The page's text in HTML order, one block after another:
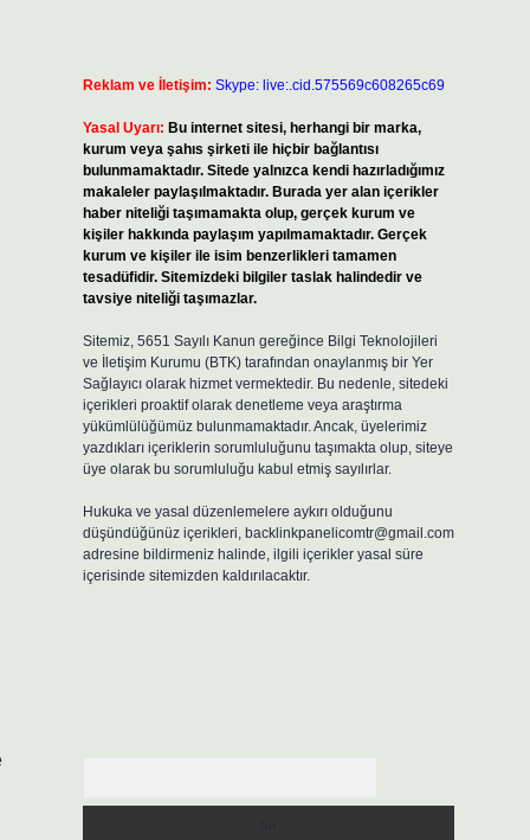
Reklam ve İletişim: Skype: live:.cid.575569c608265c69
Yasal Uyarı: Bu internet sitesi, herhangi bir marka,
kurum veya şahıs şirketi ile hiçbir bağlantısı
bulunmamaktadır. Sitede yalnızca kendi hazırladığımız
makaleler paylaşılmaktadır. Burada yer alan içerikler
haber niteliği taşımamakta olup, gerçek kurum ve
kişiler hakkında paylaşım yapılmamaktadır. Gerçek
kurum ve kişiler ile isim benzerlikleri tamamen
tesadüfidir. Sitemizdeki bilgiler taslak halindedir ve
tavsiye niteliği taşımazlar.
Sitemiz, 5651 Sayılı Kanun gereğince Bilgi Teknolojileri
ve İletişim Kurumu (BTK) tarafından onaylanmış bir Yer
Sağlayıcı olarak hizmet vermektedir. Bu nedenle, sitedeki
içerikleri proaktif olarak denetleme veya araştırma
yükümlülüğümüz bulunmamaktadır. Ancak, üyelerimiz
yazdıkları içeriklerin sorumluluğunu taşımakta olup, siteye
üye olarak bu sorumluluğu kabul etmiş sayılırlar.
Hukuka ve yasal düzenlemelere aykırı olduğunu
düşündüğünüz içerikleri, backlinkpanelicomtr@gmail.com
adresine bildirmeniz halinde, ilgili içerikler yasal süre
içerisinde sitemizden kaldırılacaktır.